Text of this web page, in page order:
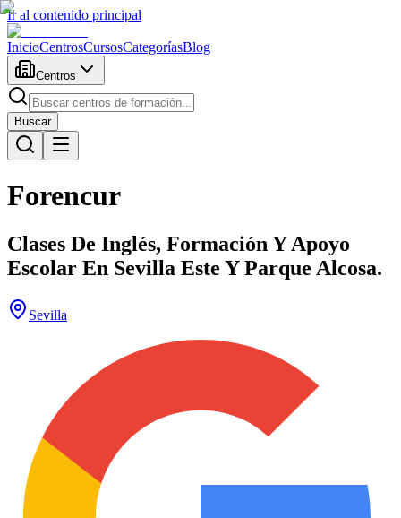
Ir al contenido principal
InicioCentrosCursosCategoríasBlog
Centros
Buscar
Forencur
Clases De Inglés, Formación Y Apoyo
Escolar En Sevilla Este Y Parque Alcosa.
Sevilla